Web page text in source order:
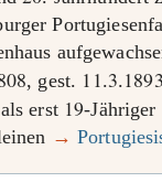
, gest. 11.3.
als erst 19-Jähriger
→